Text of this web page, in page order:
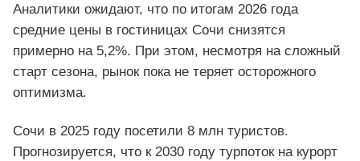
Аналитики ожидают, что по итогам 2026 года
средние цены в гостиницах Сочи снизятся
примерно на 5,2%. При этом, несмотря на сложный
старт сезона, рынок пока не теряет осторожного
оптимизма.
Сочи в 2025 году посетили 8 млн туристов.
Прогнозируется, что к 2030 году турпоток на курорт